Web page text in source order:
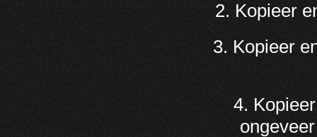
2. Kopieer
3. Kopieer
4.